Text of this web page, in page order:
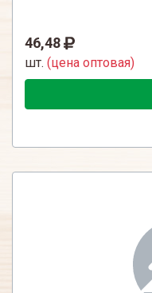
46,48
шт. (цена оптовая)